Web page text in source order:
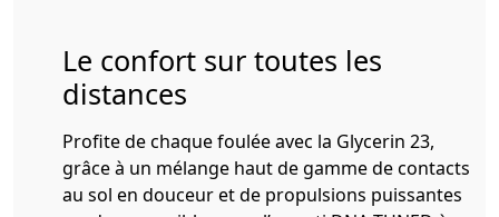
Le confort sur toutes les
distances
Profite de chaque foulée avec la Glycerin 23,
grâce à un mélange haut de gamme de contacts
au sol en douceur et de propulsions puissantes